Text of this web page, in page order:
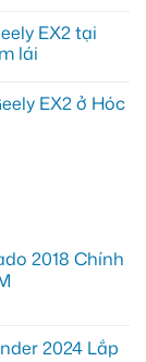
EX2 tại
lái
EX2 ở Hóc
2018 Chính
2024 Lắp